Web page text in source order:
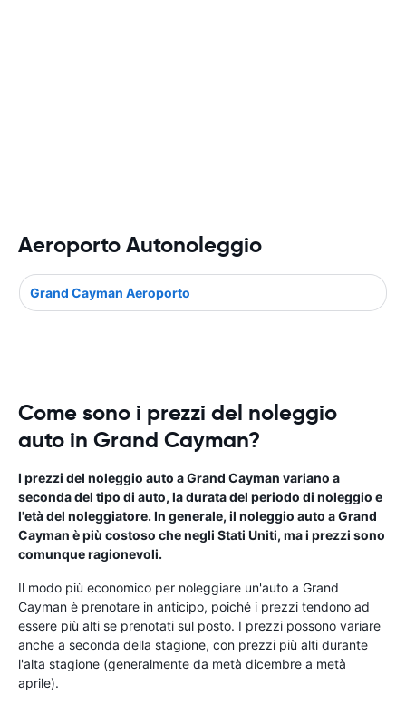
Aeroporto Autonoleggio
Grand Cayman Aeroporto
Come sono i prezzi del noleggio
auto in Grand Cayman?
I prezzi del noleggio auto a Grand Cayman variano a
seconda del tipo di auto, la durata del periodo di noleggio e
l'età del noleggiatore. In generale, il noleggio auto a Grand
Cayman è più costoso che negli Stati Uniti, ma i prezzi sono
comunque ragionevoli.
Il modo più economico per noleggiare un'auto a Grand
Cayman è prenotare in anticipo, poiché i prezzi tendono ad
essere più alti se prenotati sul posto. I prezzi possono variare
anche a seconda della stagione, con prezzi più alti durante
l'alta stagione (generalmente da metà dicembre a metà
aprile).